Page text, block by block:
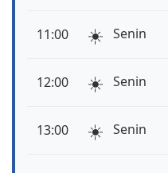
11:00 ☀️ Senin
12:00 ☀️ Senin
13:00 ☀️ Senin